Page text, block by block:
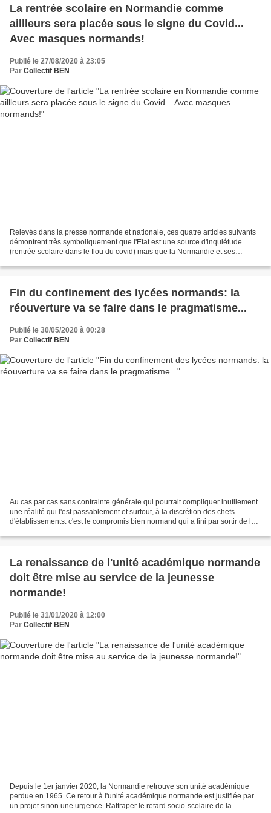
La rentrée scolaire en Normandie comme
aillleurs sera placée sous le signe du Covid...
Avec masques normands!
Publié le 27/08/2020 à 23:05
Par Collectif BEN
Relevés dans la presse normande et nationale, ces quatre articles suivants
démontrent très symboliquement que l'Etat est une source d'inquiétude
(rentrée scolaire dans le flou du covid) mais que la Normandie et ses
Fin du confinement des lycées normands: la
réouverture va se faire dans le pragmatisme...
Publié le 30/05/2020 à 00:28
Par Collectif BEN
Au cas par cas sans contrainte générale qui pourrait compliquer inutilement
une réalité qui l'est passablement et surtout, à la discrétion des chefs
d'établissements: c'est le compromis bien normand qui a fini par sortir de la
La renaissance de l'unité académique normande
doit être mise au service de la jeunesse
normande!
Publié le 31/01/2020 à 12:00
Par Collectif BEN
Depuis le 1er janvier 2020, la Normandie retrouve son unité académique
perdue en 1965. Ce retour à l'unité académique normande est justifiée par
un projet sinon une urgence. Rattraper le retard socio-scolaire de la